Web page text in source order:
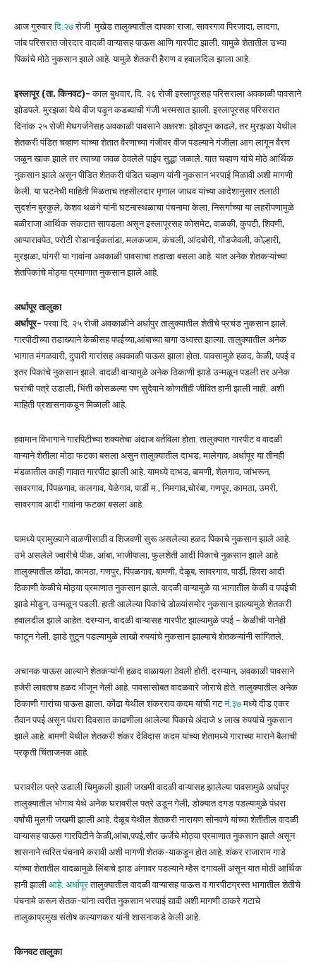
आज गुरुवारदि.२७रोजी मुखेड तालुक्यातील दापका राजा, सावरगाव पिरजादा, लादगा,
जांब परिसरात जोरदार वादळी वाऱ्यासह पाऊस आणि गारपीट झाली. यामुळे शेतातील उभ्या
पिकांचे मोठे नुकसान झाले आहे. यामुळे शेतकरी हैराण व हवालदिल झाला आहे.
इस्लापूर (ता. किनवट)- काल बुधवार, दि. २६ रोजी इस्लापूरसह परिसराला अवकाळी पावसाने
झोडपले. मुरझळा येथे वीज पडून कडब्याची गंजी भस्मसात झाली. इस्लापूरसह परिसरात
दिनांक २५ रोजी मेघगर्जनेसह अवकाळी पावसाने अक्षरशः झोडपून काढले, तर मुरझळा येथील
शेतकरी पंडित चव्हाण यांच्या शेतात वैरणाच्या गंजीवर वीज पडल्याने गंजीला आग लागून वैरण
जळून खाक झाले तर त्याच्या जवळ ठेवलेले पाईप सुद्धा जळाले. यात चव्हाण यांचे मोठे आर्थिक
नुकसान झाले असून पीडित शेतकरी पंडित चव्हाण यांनी नुकसान भरपाई मिळावी अशी मागणी
केली. या घटनेची माहिती मिळताच तहसीलदार मृणाल जाधव यांच्या आदेशानुसार तलाठी
सुदर्शन बुरकुले, केशव थळंगे यांनी घटनास्थळाचा पंचनामा केला. निसर्गाच्या या लहरीपणामुळे
बळीराजा आर्थिक संकटात सापडला असून इस्लापूरसह कोसमेट, वाळकी, कुपटी, शिवणी,
आप्पारावपेठ, परोटी रोडानाईकतांडा, मलकजाम, कंचली, आंदबोरी, गोंडजेवली, कोल्हारी,
मुरझळा, पांगरी या गावांना अवकाळी पावसाचा तडाखा बसला आहे. यात अनेक शेतकऱ्यांच्या
शेतपिकांचे मोठ्या प्रमाणात नुकसान झाले आहे.
अर्धापूर तालुका
अर्धापूर- परवा दि. २५ रोजी अवकाळीने अर्धापुर तालुक्यातील शेतीचे प्रचंड नुकसान झाले.
गारपीटीच्या तडाख्याने केळीसह पपईच्या,आंबाच्या बागा उध्वस्त झाल्या. तालुक्यातील अनेक
भागात मंगळवारी, दुपारी गारांसह अवकाळी पाऊस झाला होता. पावसामुळे हळद, केळी, पपई व
इतर पिकांचे नुकसान झाले. वादळी वाऱ्यामुळे अनेक ठिकाणी झाडे उन्मळून पडली तर अनेक
घरांची पत्रे उडाली, भिंती कोसळल्या पण सुदैवाने कोणतीही जीवित हानी झाली नाही. अशी
माहिती प्रशासनाकडून मिळाली आहे.
हवामान विभागाने गारपिटीच्या शक्यतेचा अंदाज वर्तविला होता. तालुक्यात गारपीट व वादळी
वाऱ्याने शेतीला मोठा फटका बसला असुन तालुक्यातील दाभड, मालेगाव, अर्धापूर या तीनही
मंडळातील काही गावात गारपीट झाली आहे. यामध्ये दाभड, बामणी, शेलगाव, जांभरून,
सावरगाव, पिंपळगाव, कलगाव, येळेगाव, पार्डी म., निमगाव,चोरंबा, गणपूर, कामठा, उमरी,
सावरगाव आदी गावांना फटका बसला आहे.
यामध्ये प्रामुख्याने वाळणीसाठी व शिजवणी सुरू असलेल्या हळद पिकाचे नुकसान झाले आहे.
उभे असलेले ज्वारीचे पीक, आंबा, भाजीपाला, फुलशेती आदी पिकाचे नुकसान झाले आहे.
तालुक्यातील कोंढा, कामठा, गणपुर, पिंपळगाव, बामणी, देळूब, सावरगाव, पार्डी, हिवरा आदी
ठिकाणी केळीचे मोठ्या प्रमाणात नुकसान झाले. वादळी वाऱ्यामुळे या भागातील केळी व पपईची
झाडे मोडून, उन्मळून पडली. हाती आलेल्या पिकांचे डोळ्यांसमोर नुकसान झाल्यामुळे शेतकरी
हवालदील झाले आहेत. दरम्यान, वादळी वाऱ्यासह गारपीट झाल्यामुळे पपई – केळीची पानेही
फाटून गेली. झाडे तुटून पडल्यामुळे लाखो रुपयांचे नुकसान झाल्याचे शेतकऱ्यांनी सांगितले.
अचानक पाऊस आल्याने शेतकऱ्यांनी हळद वाळायला ठेवली होती. दरम्यान, अवकाळी पावसाने
हजेरी लावताच हळद भीजून गेली आहे. पावसासोबत वादळवारे जोराचे होते. तालुक्यातील अनेक
ठिकाणी गारांचा पाऊस झाला. कोंढा येथील शंकरराव कदम यांची गटनं.३७मध्ये दीड एकर
तैवान पपई असून पंधरा दिवसात काढणीला आलेल्या पिकाचे अंदाजे ४ लाख रुपयांचे नुकसान
झाले आहे. बामणी येथील शेतकरी शंकर देविदास कदम यांच्या शेतामध्ये गाराच्या माराने बैलाची
प्रकृती चिंताजनक आहे.
घरावरील पत्रे उडाली चिमुकली झाली जखमी वादळी वाऱ्यासह झालेल्या पावसामुळे अर्धापूर
तालुक्यातील भोगाव येथे अनेक घरावरील पत्रे उडून गेली, डोक्यात दगड पडल्यामुळे पंधरा
वर्षांची मुलगी जखमी झाली आहे. देळूब येथील शेतकरी नारायण सोनवणे यांच्या शेतीतील वादळी
वाऱ्यासह पाऊस गारपिटीने केळी,आंबा,पपई,सौर ऊर्जेचे मोठ्या प्रमाणात नुकसान झाले असून
शासनाने त्वरित पंचनामे करावी अशी मागणी शेतक-याकडून होत आहे. शंकर राजाराम गाडे
यांच्या शेतातील वादळामुळे लिंबाचे झाड अंगावर पडल्याने म्हैस दगावली असून यात मोठी आर्थिक
हानी झाली आहे. अर्धापूरतालुक्यातील वादळी वाऱ्यासह पाऊस व गारपीटग्रस्त भागातील शेतीचे
पंचनामे करून सेतक-यांना त्वरीत नुकसान भरपाई द्यावी अशी मागणी ठाकरे गटाचे
तालुकाप्रमुख संतोष कल्याणकर यांनी शासनाकडे केली आहे.
किनवट तालुका